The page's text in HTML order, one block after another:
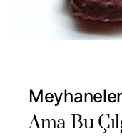
Meyhaneler
Ama Bu